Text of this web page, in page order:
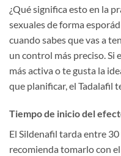
¿Qué significa esto en la
sexuales de forma
cuando sabes que vas a
un control más preciso. Si
más activa o te gusta la
que planificar, el Tadalafil
Tiempo de inicio del
El Sildenafil tarda entre
recomienda tomarlo con